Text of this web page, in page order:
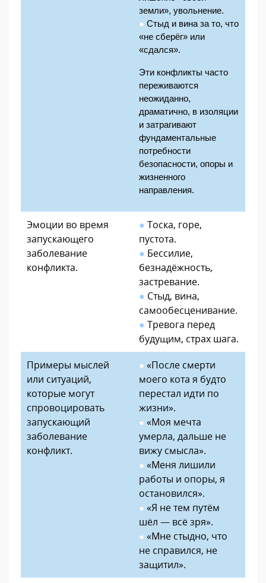
земли», увольнение.
● Стыд и вина за то, что
«не сберёг» или
«сдался».
Эти конфликты часто
переживаются
неожиданно,
драматично, в изоляции
и затрагивают
фундаментальные
потребности
безопасности, опоры и
жизненного
направления.
Эмоции во время
запускающего
заболевание
конфликта.
● Тоска, горе,
пустота.
● Бессилие,
безнадёжность,
застревание.
● Стыд, вина,
самообесценивание.
● Тревога перед
будущим, страх шага.
Примеры мыслей
или ситуаций,
которые могут
спровоцировать
запускающий
заболевание
конфликт.
● «После смерти
моего кота я будто
перестал идти по
жизни».
● «Моя мечта
умерла, дальше не
вижу смысла».
● «Меня лишили
работы и опоры, я
остановился».
● «Я не тем путём
шёл — всё зря».
● «Мне стыдно, что
не справился, не
защитил».